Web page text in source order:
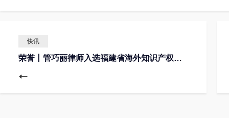
快讯
荣誉丨管巧丽律师入选福建省海外知识产权指导专家